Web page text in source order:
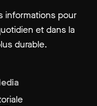
informations pour
et dans la
durable.